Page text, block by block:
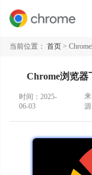
当前位置： 首页 >
Chrome浏览器
时间：2025-
06-03
来
源